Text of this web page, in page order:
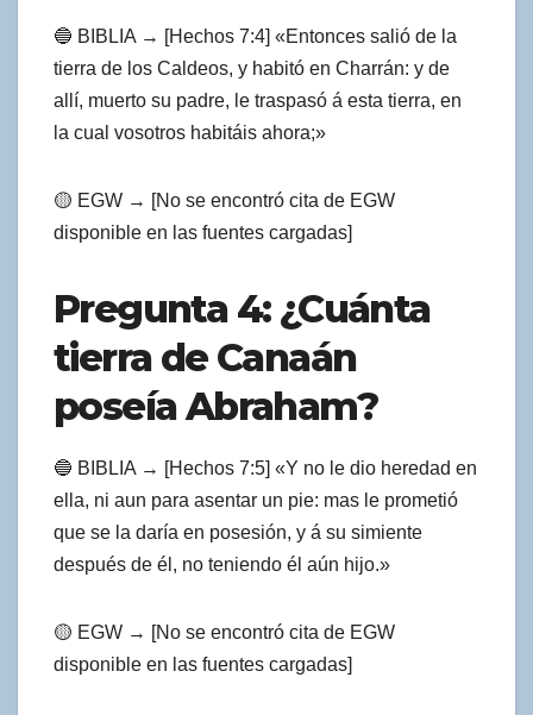
🔵 BIBLIA → [Hechos 7:4] «Entonces salió de la
tierra de los Caldeos, y habitó en Charrán: y de
allí, muerto su padre, le traspasó á esta tierra, en
la cual vosotros habitáis ahora;»
🟡 EGW → [No se encontró cita de EGW
disponible en las fuentes cargadas]
Pregunta 4: ¿Cuánta
tierra de Canaán
poseía Abraham?
🔵 BIBLIA → [Hechos 7:5] «Y no le dio heredad en
ella, ni aun para asentar un pie: mas le prometió
que se la daría en posesión, y á su simiente
después de él, no teniendo él aún hijo.»
🟡 EGW → [No se encontró cita de EGW
disponible en las fuentes cargadas]